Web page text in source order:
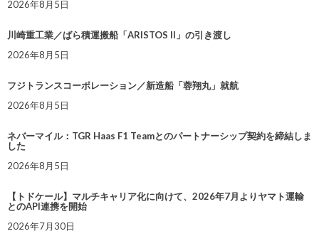
2026年8月5日
川崎重工業／ばら積運搬船「ARISTOS II」の引き渡し
2026年8月5日
フジトランスコーポレーション／新造船「蓉翔丸」就航
2026年8月5日
ネバーマイル：TGR Haas F1 Teamとのパートナーシップ契約を締結しま
した
2026年8月5日
【トドケール】マルチキャリア化に向けて、2026年7月よりヤマト運輸
とのAPI連携を開始
2026年7月30日